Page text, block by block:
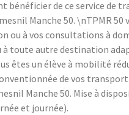
de ce service de
Manche 50. \nTPMR 50
ou à vos consultations à
toute autre destination
êtes un élève à mobilité
de vos transport
Manche 50. Mise à
et journée).